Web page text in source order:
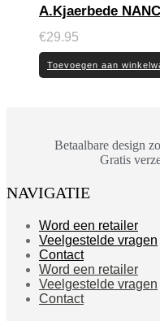
A.Kjaerbede
€29.95
Toevoegen aan
Betaalbare design
Gratis
NAVIGATIE
Word een retailer
Veelgestelde vragen
Contact
Word een retailer
Veelgestelde vragen
Contact